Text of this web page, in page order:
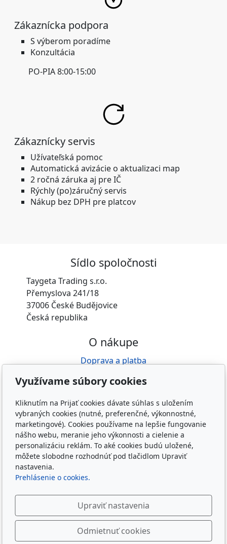
Zákaznícka podpora
S výberom poradíme
Konzultácia
PO-PIA 8:00-15:00
Zákaznícky servis
Užívateľská pomoc
Automatická avizácie o aktualizaci map
2 ročná záruka aj pre IČ
Rýchly (po)záručný servis
Nákup bez DPH pre platcov
Sídlo spoločnosti
Taygeta Trading s.r.o.
Přemyslova 241/18
37006 České Budějovice
Česká republika
O nákupe
Doprava a platba
GDPR
Reklamácia
O nás
Kdo jsme
Kontakty
Copyright © 2026 Taygeta Trading s.r.o.
materský e-shop
Využívame súbory cookies
Kliknutím na Prijať cookies dávate súhlas s uložením
vybraných cookies (nutné, preferenčné, výkonnostné,
marketingové). Cookies používame na lepšie fungovanie
nášho webu, meranie jeho výkonnosti a cielenie a
personalizáciu reklám. To aké cookies budú uložené,
môžete slobodne rozhodnúť pod tlačidlom Upraviť
nastavenia.
Prehlásenie o cookies.
Upraviť nastavenia
Odmietnuť cookies